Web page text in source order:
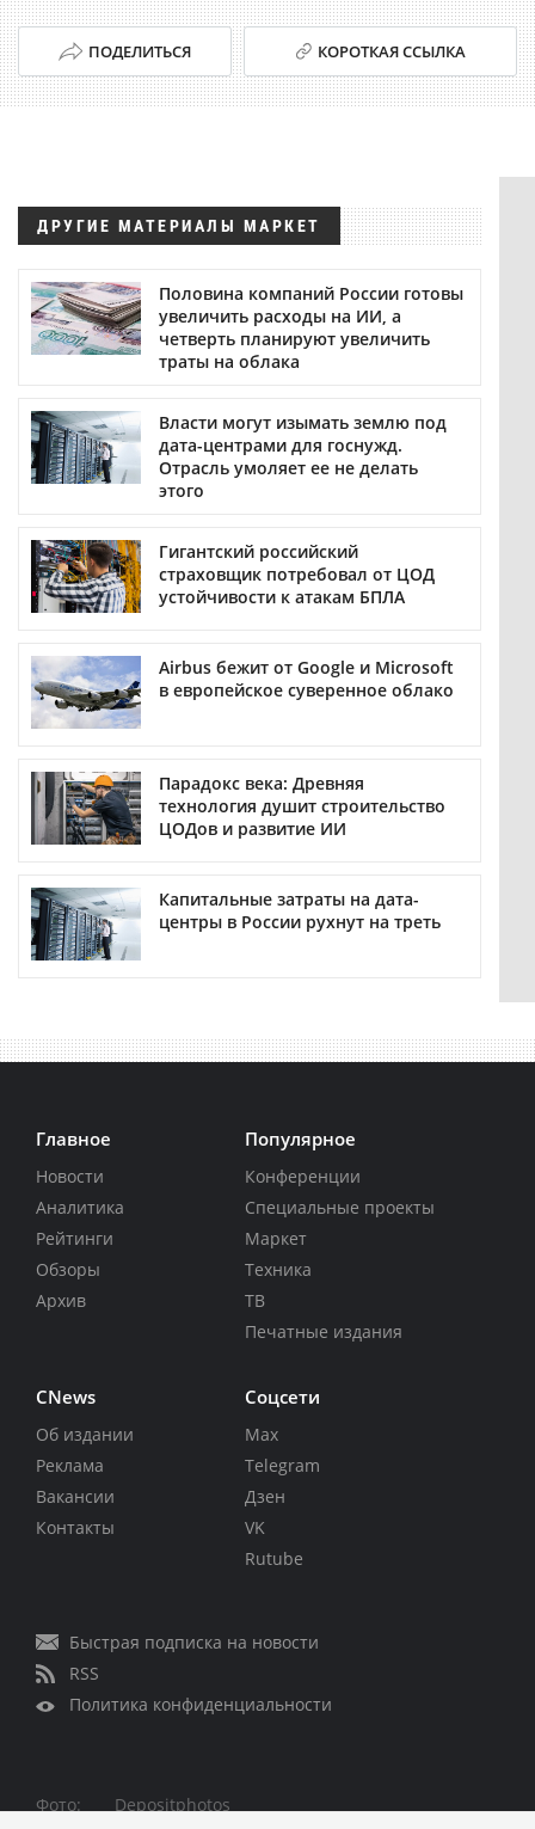
ПОДЕЛИТЬСЯ КОРОТКАЯ ССЫЛКА
ДРУГИЕ МАТЕРИАЛЫ МАРКЕТ
Половина компаний России готовы
увеличить расходы на ИИ, а
четверть планируют увеличить
траты на облака
Власти могут изымать землю под
дата-центрами для госнужд.
Отрасль умоляет ее не делать
этого
Гигантский российский
страховщик потребовал от ЦОД
устойчивости к атакам БПЛА
Airbus бежит от Google и Microsoft
в европейское суверенное облако
Парадокс века: Древняя
технология душит строительство
ЦОДов и развитие ИИ
Капитальные затраты на дата-
центры в России рухнут на треть
Главное
Новости
Аналитика
Рейтинги
Обзоры
Архив
Популярное
Конференции
Специальные проекты
Маркет
Техника
ТВ
Печатные издания
CNews
Об издании
Реклама
Вакансии
Контакты
Соцсети
Max
Telegram
Дзен
VK
Rutube
Быстрая подписка на новости
RSS
Политика конфиденциальности
Фото: Depositphotos